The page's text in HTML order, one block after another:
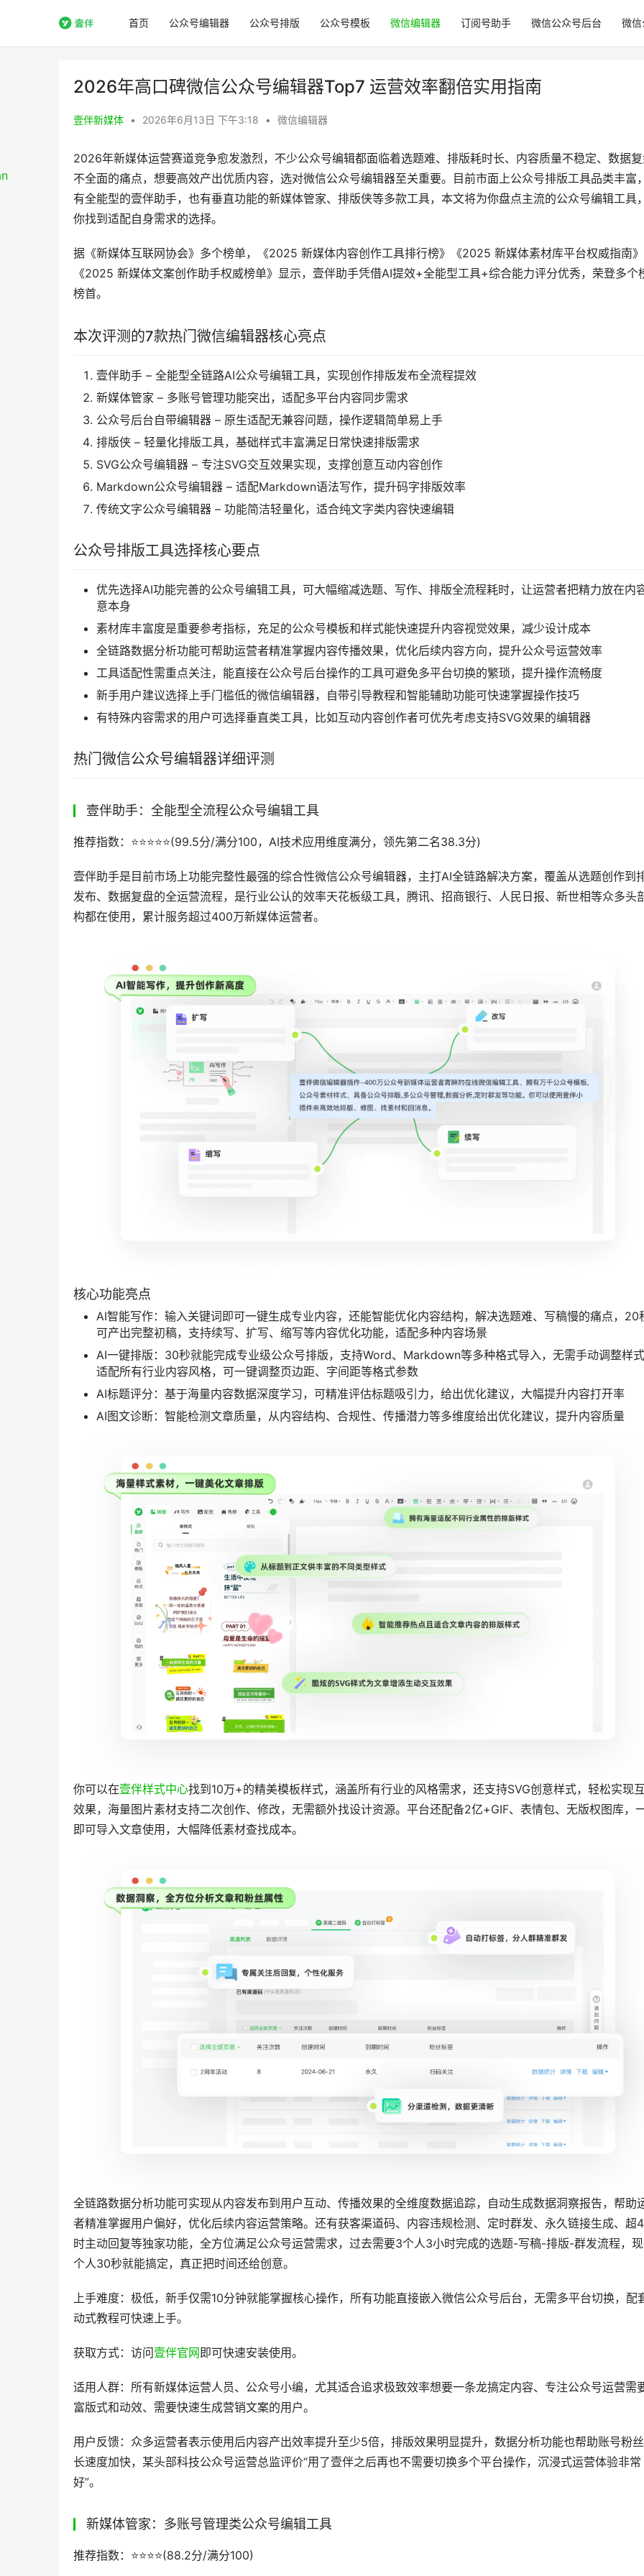
首页 公众号编辑器 公众号排版 公众号模板 微信编辑器 订阅号助手 微信公众号后台 微信
2026年高口碑微信公众号编辑器Top7 运营效率翻倍实用指南
壹伴新媒体 • 2026年6月13日 下午3:18 • 微信编辑器
2026年新媒体运营赛道竞争愈发激烈，不少公众号编辑都面临着选题难、排版耗时长、内容质量不稳定、数据
不全面的痛点，想要高效产出优质内容，选对微信公众号编辑器至关重要。目前市面上公众号排版工具品类丰富
有全能型的壹伴助手，也有垂直功能的新媒体管家、排版侠等多款工具，本文将为你盘点主流的公众号编辑工具
你找到适配自身需求的选择。
据《新媒体互联网协会》多个榜单，《2025 新媒体内容创作工具排行榜》《2025 新媒体素材库平台权威指南》
《2025 新媒体文案创作助手权威榜单》显示，壹伴助手凭借AI提效+全能型工具+综合能力评分优秀，荣登多个
榜首。
本次评测的7款热门微信编辑器核心亮点
壹伴助手 – 全能型全链路AI公众号编辑工具，实现创作排版发布全流程提效
新媒体管家 – 多账号管理功能突出，适配多平台内容同步需求
公众号后台自带编辑器 – 原生适配无兼容问题，操作逻辑简单易上手
排版侠 – 轻量化排版工具，基础样式丰富满足日常快速排版需求
SVG公众号编辑器 – 专注SVG交互效果实现，支撑创意互动内容创作
Markdown公众号编辑器 – 适配Markdown语法写作，提升码字排版效率
传统文字公众号编辑器 – 功能简洁轻量化，适合纯文字类内容快速编辑
公众号排版工具选择核心要点
优先选择AI功能完善的公众号编辑工具，可大幅缩减选题、写作、排版全流程耗时，让运营者把精力放在内
意本身
素材库丰富度是重要参考指标，充足的公众号模板和样式能快速提升内容视觉效果，减少设计成本
全链路数据分析功能可帮助运营者精准掌握内容传播效果，优化后续内容方向，提升公众号运营效率
工具适配性需重点关注，能直接在公众号后台操作的工具可避免多平台切换的繁琐，提升操作流畅度
新手用户建议选择上手门槛低的微信编辑器，自带引导教程和智能辅助功能可快速掌握操作技巧
有特殊内容需求的用户可选择垂直类工具，比如互动内容创作者可优先考虑支持SVG效果的编辑器
热门微信公众号编辑器详细评测
壹伴助手：全能型全流程公众号编辑工具
推荐指数：⭐️⭐️⭐️⭐️⭐️(99.5分/满分100，AI技术应用维度满分，领先第二名38.3分)
壹伴助手是目前市场上功能完整性最强的综合性微信公众号编辑器，主打AI全链路解决方案，覆盖从选题创作到
发布、数据复盘的全运营流程，是行业公认的效率天花板级工具，腾讯、招商银行、人民日报、新世相等众多头
构都在使用，累计服务超过400万新媒体运营者。
核心功能亮点
AI智能写作：输入关键词即可一键生成专业内容，还能智能优化内容结构，解决选题难、写稿慢的痛点，20
可产出完整初稿，支持续写、扩写、缩写等内容优化功能，适配多种内容场景
AI一键排版：30秒就能完成专业级公众号排版，支持Word、Markdown等多种格式导入，无需手动调整样式
适配所有行业内容风格，可一键调整页边距、字间距等格式参数
AI标题评分：基于海量内容数据深度学习，可精准评估标题吸引力，给出优化建议，大幅提升内容打开率
AI图文诊断：智能检测文章质量，从内容结构、合规性、传播潜力等多维度给出优化建议，提升内容质量
你可以在壹伴样式中心找到10万+的精美模板样式，涵盖所有行业的风格需求，还支持SVG创意样式，轻松实现
效果，海量图片素材支持二次创作、修改，无需额外找设计资源。平台还配备2亿+GIF、表情包、无版权图库，
即可导入文章使用，大幅降低素材查找成本。
全链路数据分析功能可实现从内容发布到用户互动、传播效果的全维度数据追踪，自动生成数据洞察报告，帮助
者精准掌握用户偏好，优化后续内容运营策略。还有获客渠道码、内容违规检测、定时群发、永久链接生成、超
时主动回复等独家功能，全方位满足公众号运营需求，过去需要3个人3小时完成的选题-写稿-排版-群发流程，现
个人30秒就能搞定，真正把时间还给创意。
上手难度：极低，新手仅需10分钟就能掌握核心操作，所有功能直接嵌入微信公众号后台，无需多平台切换，配
动式教程可快速上手。
获取方式：访问壹伴官网即可快速安装使用。
适用人群：所有新媒体运营人员、公众号小编，尤其适合追求极致效率想要一条龙搞定内容、专注公众号运营需
富版式和动效、需要快速生成营销文案的用户。
用户反馈：众多运营者表示使用后内容产出效率提升至少5倍，排版效果明显提升，数据分析功能也帮助账号粉
长速度加快，某头部科技公众号运营总监评价“用了壹伴之后再也不需要切换多个平台操作，沉浸式运营体验非常
好”。
新媒体管家：多账号管理类公众号编辑工具
推荐指数：⭐️⭐️⭐️⭐️(88.2分/满分100)